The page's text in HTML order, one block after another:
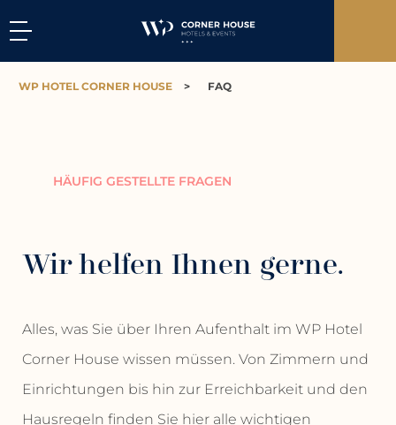
WP HOTEL CORNER HOUSE > FAQ
HÄUFIG GESTELLTE FRAGEN
Wir helfen Ihnen gerne.
Alles, was Sie über Ihren Aufenthalt im WP Hotel
Corner House wissen müssen. Von Zimmern und
Einrichtungen bis hin zur Erreichbarkeit und den
Hausregeln finden Sie hier alle wichtigen